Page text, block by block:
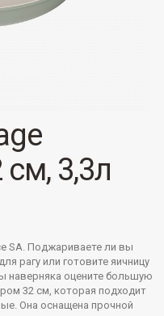
3,3л
SA. Поджариваете ли вы
рагу или готовите яичницу
наверняка оцените большую
32 см, которая подходит
Она оснащена прочной